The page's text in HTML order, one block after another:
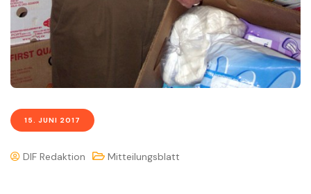
15. JUNI 2017
DIF Redaktion Mitteilungsblatt